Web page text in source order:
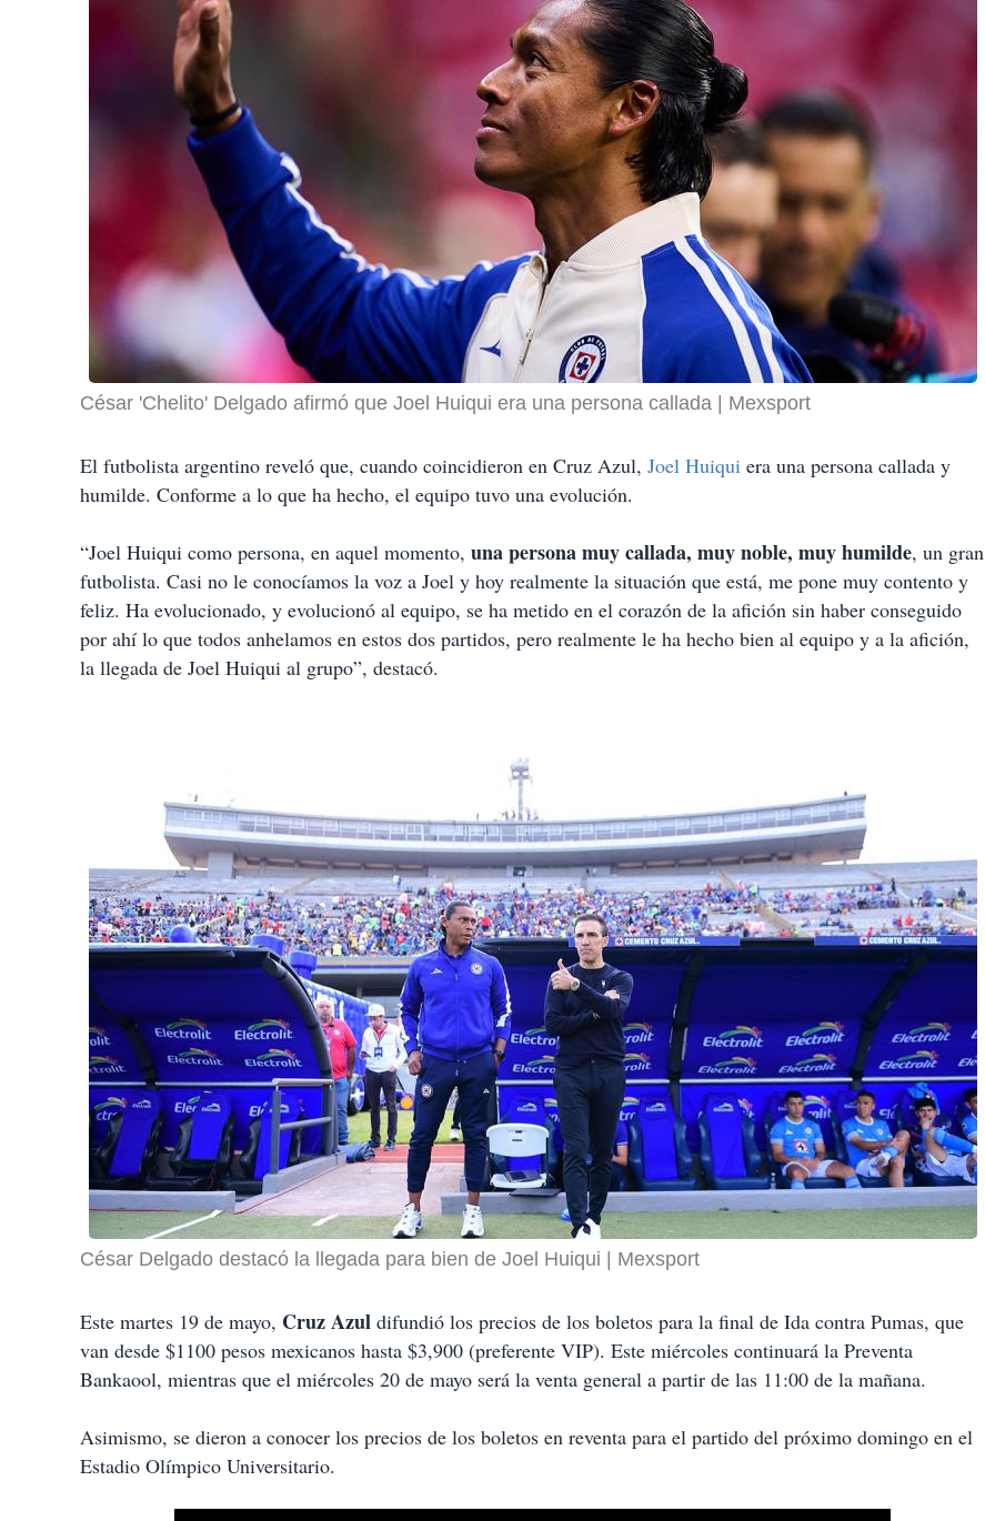
César 'Chelito' Delgado afirmó que Joel Huiqui era una persona callada Mexsport
El futbolista argentino reveló que, cuando coincidieron en Cruz Azul, Joel Huiqui era una persona callada y
humilde. Conforme a lo que ha hecho, el equipo tuvo una evolución.
“Joel Huiqui como persona, en aquel momento, una persona muy callada, muy noble, muy humilde, un gran
futbolista. Casi no le conocíamos la voz a Joel y hoy realmente la situación que está, me pone muy contento y
feliz. Ha evolucionado, y evolucionó al equipo, se ha metido en el corazón de la afición sin haber conseguido
por ahí lo que todos anhelamos en estos dos partidos, pero realmente le ha hecho bien al equipo y a la afición,
la llegada de Joel Huiqui al grupo”, destacó.
César Delgado destacó la llegada para bien de Joel Huiqui Mexsport
Este martes 19 de mayo, Cruz Azul difundió los precios de los boletos para la final de Ida contra Pumas, que
van desde $1100 pesos mexicanos hasta $3,900 (preferente VIP). Este miércoles continuará la Preventa
Bankaool, mientras que el miércoles 20 de mayo será la venta general a partir de las 11:00 de la mañana.
Asimismo, se dieron a conocer los precios de los boletos en reventa para el partido del próximo domingo en el
Estadio Olímpico Universitario.